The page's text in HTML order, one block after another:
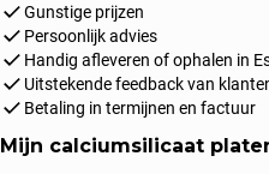
Gunstige prijzen
Persoonlijk advies
Handig afleveren of ophalen in
Uitstekende feedback van
Betaling in termijnen en factuur
Mijn calciumsilicaat